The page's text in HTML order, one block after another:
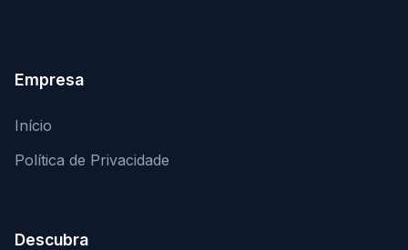
Empresa
Início
Política de Privacidade
Descubra